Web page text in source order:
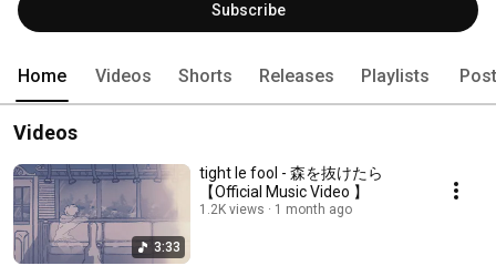
Subscribe
Home Videos Shorts Releases Playlists
Videos
3:33
tight le fool - 森を抜けたら
【Official Music Video 】
1.2K views 1 month ago